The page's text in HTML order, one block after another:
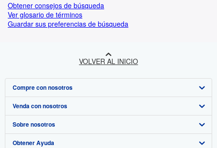
Obtener consejos de búsqueda
Ver glosario de términos
Guardar sus preferencias de búsqueda
VOLVER AL INICIO
Compre con nosotros
Búsqueda avanzada
Colecciones
Mi cuenta
Venda con nosotros
Comenzar a vender
Únase a nuestro programa de afiliados
Sobre nosotros
Sobre IberLibro
Obtener Ayuda